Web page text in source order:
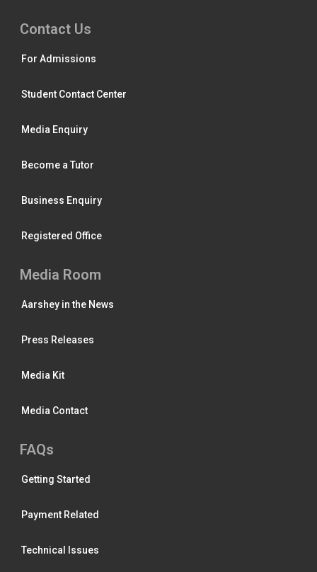
Contact Us
For Admissions
Student Contact Center
Media Enquiry
Become a Tutor
Business Enquiry
Registered Office
Media Room
Aarshey in the News
Press Releases
Media Kit
Media Contact
FAQs
Getting Started
Payment Related
Technical Issues